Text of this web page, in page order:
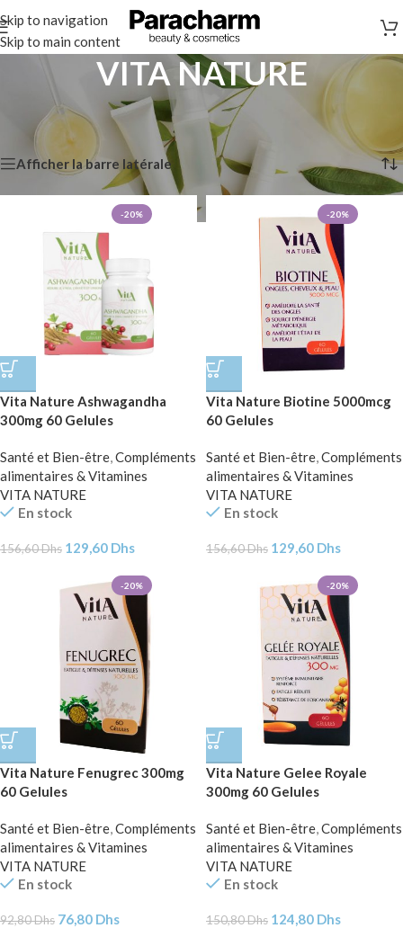
Skip to navigation
Skip to main content
VITA NATURE
Marques /VITA NATURE
Affichage de 1–12 sur 66 résultats
Afficher la barre latérale
-20%
Vita Nature Ashwagandha
300mg 60 Gelules
Santé et Bien-être,Compléments
alimentaires & Vitamines
VITA NATURE
En stock
156,60Dhs 129,60 Dhs
-20%
Vita Nature Biotine 5000mcg
60 Gelules
Santé et Bien-être,Compléments
alimentaires & Vitamines
VITA NATURE
En stock
156,60Dhs 129,60 Dhs
-20%
Vita Nature Fenugrec 300mg
60 Gelules
Santé et Bien-être,Compléments
alimentaires & Vitamines
VITA NATURE
En stock
92,80Dhs 76,80 Dhs
-20%
Vita Nature Gelee Royale
300mg 60 Gelules
Santé et Bien-être,Compléments
alimentaires & Vitamines
VITA NATURE
En stock
150,80Dhs 124,80 Dhs